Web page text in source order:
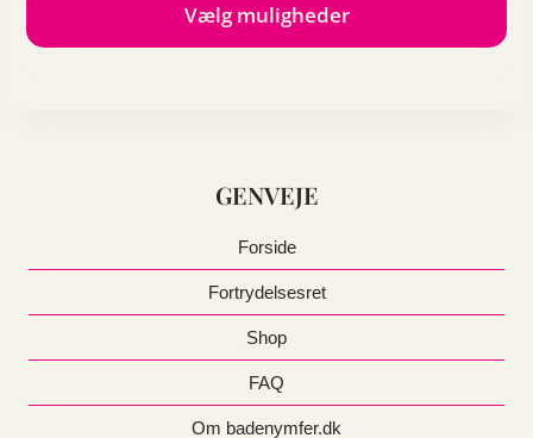
Vælg muligheder
på
GENVEJE
Forside
Fortrydelsesret
Shop
FAQ
Om badenymfer.dk